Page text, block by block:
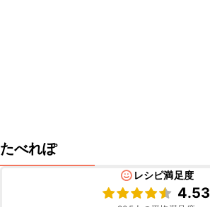
たべれぽ
レシピ満足度
4.53